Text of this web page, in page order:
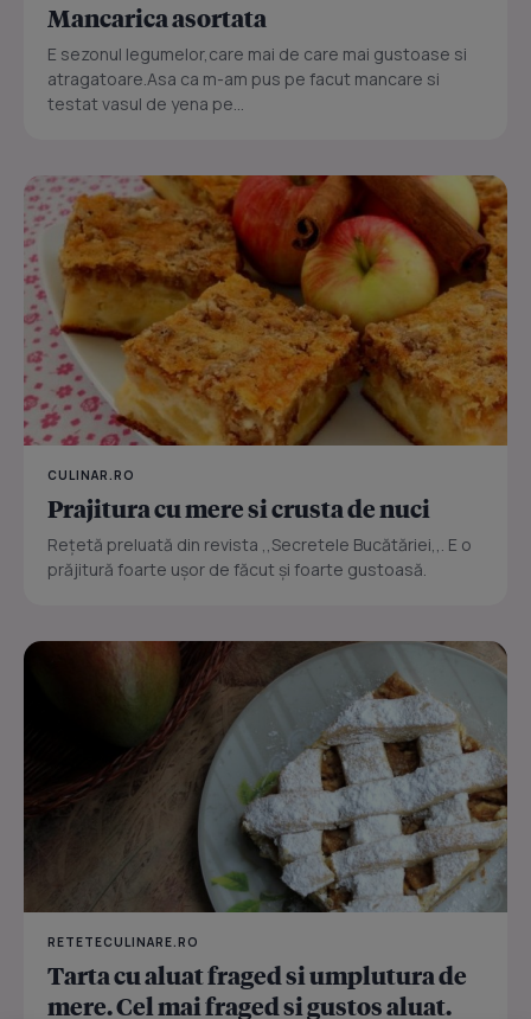
Mancarica asortata
E sezonul legumelor,care mai de care mai gustoase si
atragatoare.Asa ca m-am pus pe facut mancare si
testat vasul de yena pe...
CULINAR.RO
Prajitura cu mere si crusta de nuci
Reţetă preluată din revista ,,Secretele Bucătăriei,,. E o
prăjitură foarte uşor de făcut şi foarte gustoasă.
RETETECULINARE.RO
Tarta cu aluat fraged si umplutura de
mere. Cel mai fraged si gustos aluat.